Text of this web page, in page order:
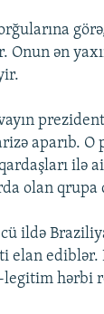
Onun ən
aparıb. O
ilə
olan qrupa
cü ildə
elan ediblər.
hərbi